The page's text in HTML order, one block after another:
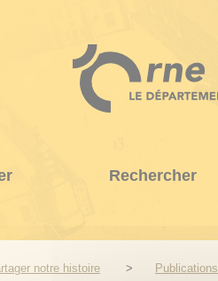
Rechercher
notre histoire Publications